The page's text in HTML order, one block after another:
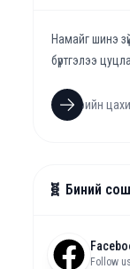
Намайг шинэ
бүртгэлээ
🧬 Биний
Follow